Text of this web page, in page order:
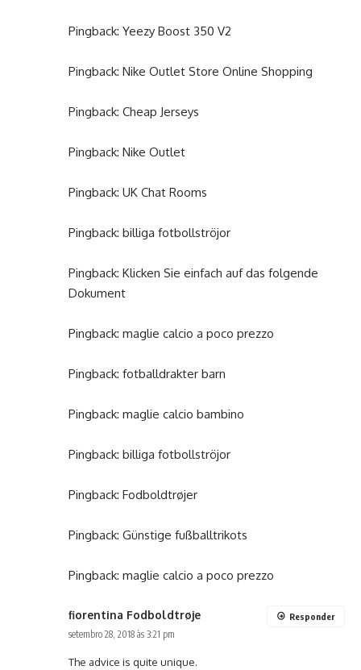
Pingback: Yeezy Boost 350 V2
Pingback: Nike Outlet Store Online Shopping
Pingback: Cheap Jerseys
Pingback: Nike Outlet
Pingback: UK Chat Rooms
Pingback: billiga fotbollströjor
Pingback: Klicken Sie einfach auf das folgende
Dokument
Pingback: maglie calcio a poco prezzo
Pingback: fotballdrakter barn
Pingback: maglie calcio bambino
Pingback: billiga fotbollströjor
Pingback: Fodboldtrøjer
Pingback: Günstige fußballtrikots
Pingback: maglie calcio a poco prezzo
fiorentina Fodboldtrøje
setembro 28, 2018 às 3:21 pm
The advice is quite unique.
Responder